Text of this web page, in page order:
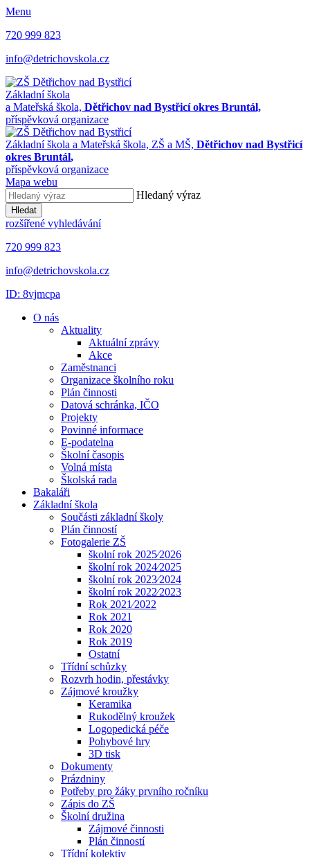
Menu
720 999 823
info@detrichovskola.cz
Základní škola
a Mateřská škola, Dětřichov nad Bystřicí okres Bruntál,
příspěvková organizace
Základní škola a Mateřská škola, ZŠ a MŠ, Dětřichov nad Bystřicí
okres Bruntál,
příspěvková organizace
Mapa webu
Hledaný výraz
Hledat
rozšířené vyhledávání
720 999 823
info@detrichovskola.cz
ID: 8vjmcpa
O nás
Aktuality
Aktuální zprávy
Akce
Zaměstnanci
Organizace školního roku
Plán činnosti
Datová schránka, IČO
Projekty
Povinné informace
E-podatelna
Školní časopis
Volná místa
Školská rada
Bakaláři
Základní škola
Součásti základní školy
Plán činností
Fotogalerie ZŠ
školní rok 2025⁄2026
školní rok 2024⁄2025
školní rok 2023⁄2024
školní rok 2022⁄2023
Rok 2021⁄2022
Rok 2021
Rok 2020
Rok 2019
Ostatní
Třídní schůzky
Rozvrh hodin, přestávky
Zájmové kroužky
Keramika
Rukodělný kroužek
Logopedická péče
Pohybové hry
3D tisk
Dokumenty
Prázdniny
Potřeby pro žáky prvního ročníku
Zápis do ZŠ
Školní družina
Zájmové činnosti
Plán činností
Třídní kolektiv